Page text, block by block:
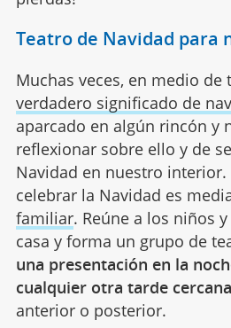
Teatro de Navidad para
Muchas veces, en medio de
verdadero significado de
aparcado en algún rincón y
reflexionar sobre ello y de
Navidad en nuestro
celebrar la Navidad es
familiar. Reúne a los niños
casa y forma un grupo de
una presentación en la
cualquier otra tarde
anterior o posterior.